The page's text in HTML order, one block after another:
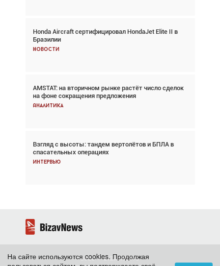
Honda Aircraft сертифицировал HondaJet Elite II в
Бразилии
Новости
AMSTAT: на вторичном рынке растёт число сделок
на фоне сокращения предложения
Аналитика
Взгляд с высоты: тандем вертолётов и БПЛА в
спасательных операциях
Интервью
Авиационный фотограф Дэйв Кох: «Фотография
говорит сама за себя... а ИИ всё портит»
Новости
Проблемы с цепочками поставок сохраняются
Аналитика
Частный самолёт – это актив. Подходите к
покупке соответствующим образом
Интервью
2026 ©BizavNews
На сайте используются cookies. Продолжая